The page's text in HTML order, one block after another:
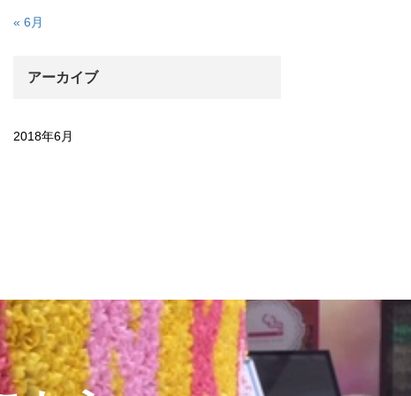
« 6月
アーカイブ
2018年6月